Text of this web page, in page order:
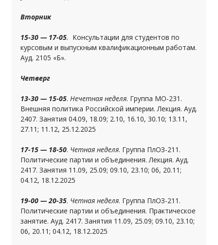
Вторник
15-30 — 17-05. Консультации для студентов по
курсовым и выпускным квалификационным работам.
Ауд. 2105 «Б».
Четверг
13-30 — 15-05. Нечетная неделя. Группа МО-231.
Внешняя политика Российской империи. Лекция. Ауд.
2407. Занятия 04.09, 18.09; 2.10, 16.10, 30.10; 13.11,
27.11; 11.12, 25.12.2025
17-15 — 18-50. Четная неделя. Группа ПлОЗ-211.
Политические партии и объединения. Лекция. Ауд.
2417. Занятия 11.09, 25.09; 09.10, 23.10; 06, 20.11;
04.12, 18.12.2025
19-00 — 20-35. Четная неделя. Группа ПлОЗ-211.
Политические партии и объединения. Практическое
занятие. Ауд. 2417. Занятия 11.09, 25.09; 09.10, 23.10;
06, 20.11; 04.12, 18.12.2025